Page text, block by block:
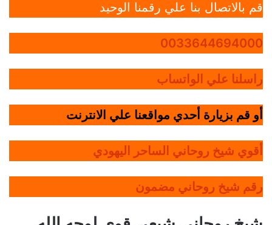
قم بالاتصال بنا علي رقمنا الوحيد
0033644694000
راسلنا علي الواتساب
أو قم بزيارة أحدي مواقعنا علي الانترنت
أقوي شيخ روحاني الساحر اليهودي
رقم شيخ روحاني مضمون